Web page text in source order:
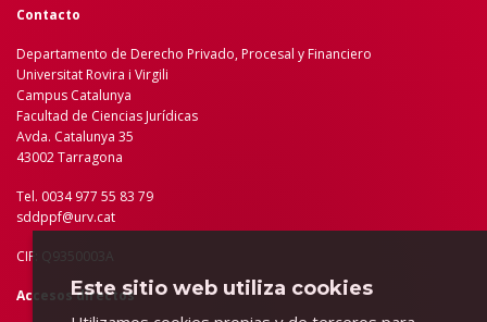
Contacto
Departamento de Derecho Privado, Procesal y Financiero
Universitat Rovira i Virgili
Campus Catalunya
Facultad de Ciencias Jurídicas
Avda. Catalunya 35
43002 Tarragona
Tel. 0034 977 55 83 79
sddppf@urv.cat
CIF: Q9350003A
Accesos directos
Este sitio web utiliza cookies